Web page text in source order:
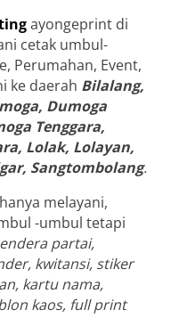
ayongeprint di
cetak umbul-
Perumahan, Event,
ke daerah Bilalang,
Dumoga
Tenggara,
Lolak, Lolayan,
Sangtombolang.
melayani,
-umbul tetapi
partai,
kwitansi, stiker
kartu nama,
kaos, full print